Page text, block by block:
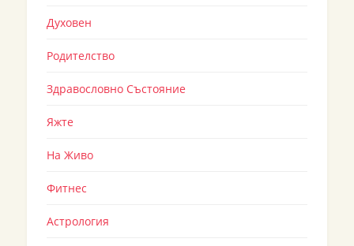
Духовен
Родителство
Здравословно Състояние
Яжте
На Живо
Фитнес
Астрология